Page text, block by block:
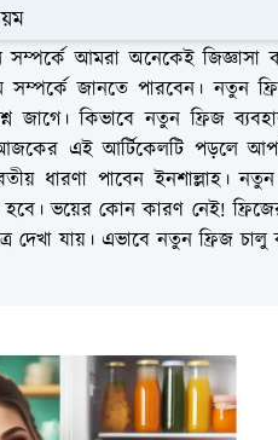
আমরা অনেকেই
সম্পর্কে জানতে পারবেন। নতুন
জাগে। কিভাবে নতুন ফ্রিজ
এই আর্টিকেলটি পড়লে
ধারণা পাবেন ইনশাল্লাহ।
হবে। ভয়ের কোন কারণ নেই!
দেখা যায়। এভাবে নতুন ফ্রিজ